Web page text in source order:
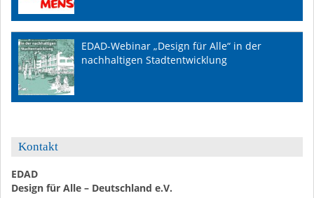
EDAD-Webinar „Design für Alle“ in der
nachhaltigen Stadtentwicklung
Kontakt
EDAD
Design für Alle – Deutschland e.V.